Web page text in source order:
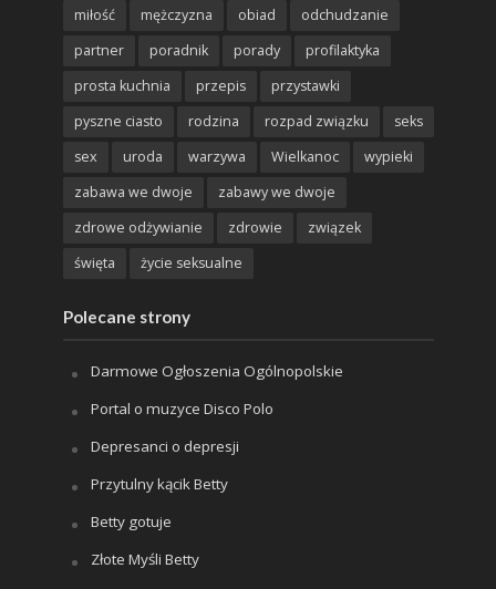
miłość
mężczyzna obiad
odchudzanie
partner
poradnik porady
profilaktyka
prosta kuchnia
przepis
przystawki
pyszne ciasto
rodzina rozpad związku
seks
sex
uroda warzywa Wielkanoc
wypieki
zabawa we dwoje
zabawy we dwoje
zdrowe odżywianie
zdrowie
związek
święta
życie seksualne
Polecane strony
Darmowe Ogłoszenia Ogólnopolskie
Portal o muzyce Disco Polo
Depresanci o depresji
Przytulny kącik Betty
Betty gotuje
Złote Myśli Betty